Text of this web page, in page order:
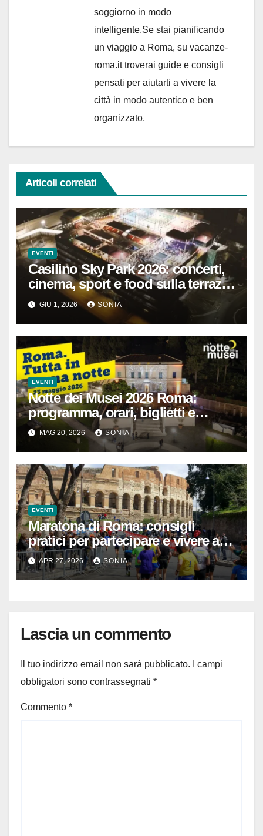
soggiorno in modo
intelligente.Se stai pianificando
un viaggio a Roma, su vacanze-
roma.it troverai guide e consigli
pensati per aiutarti a vivere la
città in modo autentico e ben
organizzato.
Articoli correlati
EVENTI
Casilino Sky Park 2026: concerti,
cinema, sport e food sulla terrazza
di Roma Est
GIU 1, 2026 SONIA
EVENTI
Notte dei Musei 2026 Roma:
programma, orari, biglietti e
musei aperti
MAG 20, 2026 SONIA
EVENTI
Maratona di Roma: consigli
pratici per partecipare e vivere al
meglio la corsa nella Città Eterna
APR 27, 2026 SONIA
Lascia un commento
Il tuo indirizzo email non sarà pubblicato.
I campi
obbligatori sono contrassegnati *
Commento *